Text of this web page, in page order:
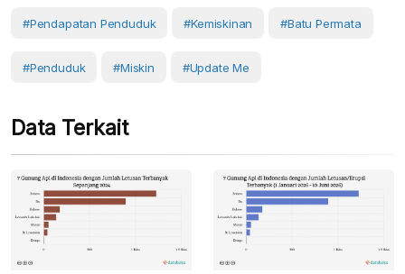
#pendapatan Penduduk #Kemiskinan #batu Permata
#Penduduk #Miskin #Update Me
Data Terkait